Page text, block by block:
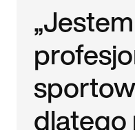
„Jestem
dlatego